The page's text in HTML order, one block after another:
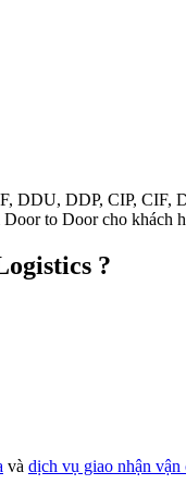
DDU, DDP, CIP, CIF,
to Door cho khách
?
và dịch vụ giao nhận